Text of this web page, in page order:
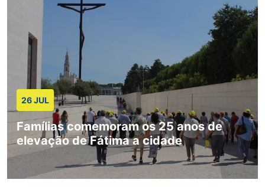
26 JUL
Famílias comemoram os 25 anos de
elevação de Fátima a cidade